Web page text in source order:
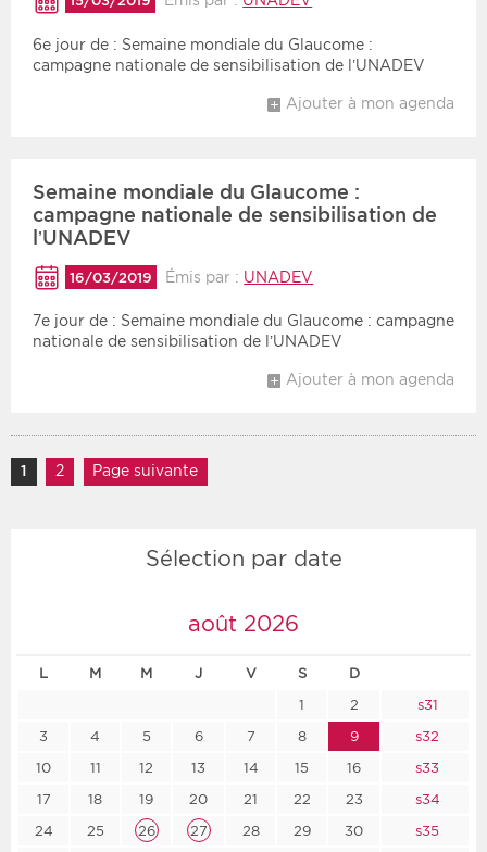
6e jour de : Semaine mondiale du Glaucome :
campagne nationale de sensibilisation de l’UNADEV
Ajouter à mon agenda
Semaine mondiale du Glaucome :
campagne nationale de sensibilisation de
l’UNADEV
16/03/2019 Émis par : UNADEV
7e jour de : Semaine mondiale du Glaucome : campagne
nationale de sensibilisation de l’UNADEV
Ajouter à mon agenda
Navigation des articles
Page
1 Page
2 Page suivante
Sélection par date
août 2026
L M M J V S D
1 2
s31
3
4 5 6 7 8 9
s32
10
11 12 13 14 15 16
s33
17
18 19 20 21 22 23
s34
24
25 26 27 28 29 30
s35